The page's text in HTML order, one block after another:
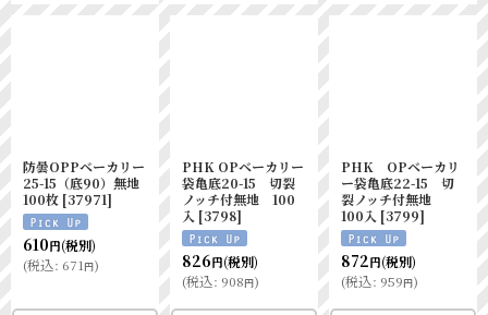
防曇OPPベーカリー
25-15（底90）無地
100枚 [37971]
610円(税別)
(税込: 671円)
PHK OPベーカリー
袋亀底20-15 切裂
ノッチ付無地 100
入 [3798]
826円(税別)
(税込: 908円)
PHK OPベーカリ
ー袋亀底22-15 切
裂ノッチ付無地
100入 [3799]
872円(税別)
(税込: 959円)